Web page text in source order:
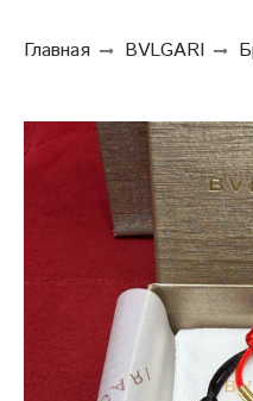
Главная BVLGARI